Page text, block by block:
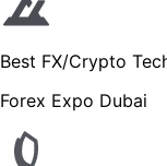
Best FX/Crypto
Forex Expo Dubai